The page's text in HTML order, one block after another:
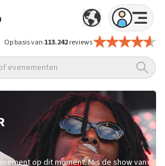
Op basis van 113.242reviews
evenementen
op dit moment. Mis de show van